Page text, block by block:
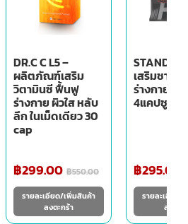
DR.C C L5 –
ผลิตภัณฑ์เสริม
วิตามินซี ฟื้นฟู
ร่างกาย ผิวใส หลับ
ลึก ในเม็ดเดียว 30
cap
฿299.00 ฿550.00
รายละเอียด/เพิ่มสินค้า
ลงตะกร้า
STAND
เสริมชาย บ
ร่างกาย
4แคปซูล
฿295.00
รายละเอียด/
ลงตะก